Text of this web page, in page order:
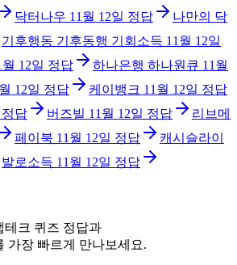
닥터나우 11월 12일 정답
나만의 닥
기후행동 기후동행 기회소득 11월 12일
월 12일 정답 하나은행 하나원큐 11월
12일 정답 케이뱅크 11월 12일 정답
정답 버즈빌 11월 12일 정답
리브메
페이북 11월 12일 정답
캐시슬라이
발로소득 11월 12일 정답
테크 퀴즈 정답과
가장 빠르게 만나보세요.